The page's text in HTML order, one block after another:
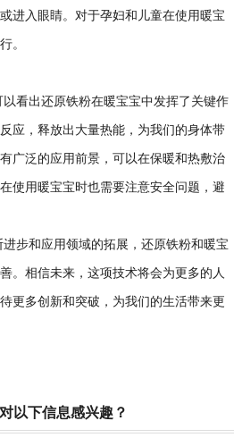
进入眼睛。对于孕妇和儿童在使用暖宝
。
出还原铁粉在暖宝宝中发挥了关键作
应，释放出大量热能，为我们的身体带
广泛的应用前景，可以在保暖和热敷治
使用暖宝宝时也需要注意安全问题，避
和应用领域的拓展，还原铁粉和暖宝
。相信未来，这项技术将会为更多的人
更多创新和突破，为我们的生活带来更
以下信息感兴趣？